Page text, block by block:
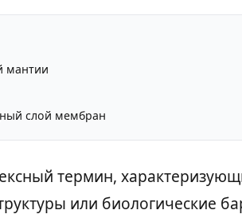
мантии
слой мембран
термин,
или биологические